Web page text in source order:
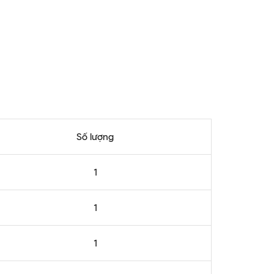
Số lượng
1
1
1